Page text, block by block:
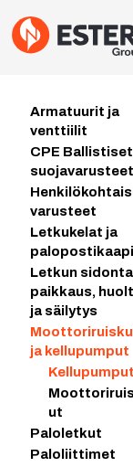
sisältöön
Armatuurit ja
venttiilit
CPE Ballistiset
suojavarusteet
varusteet
Letkukelat ja
Letkun
paikkaus,
ja säilytys
ja kellupumput
Kellupumput
ut
Paloletkut
Paloliittimet